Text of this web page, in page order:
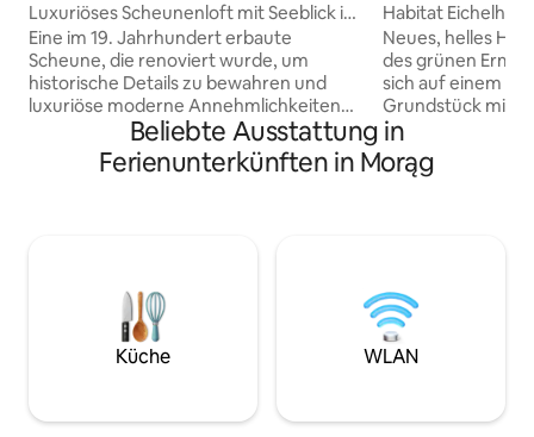
Luxuriöses Scheunenloft mit Seeblick in
Mazury
Eine im 19. Jahrhundert erbaute
Scheune, die renoviert wurde, um
historische Details zu bewahren und
luxuriöse moderne Annehmlichkeiten
zu bieten. Mit Blick auf einen Wald, den
Mielno-See, Weiden mit polnischen
Trakehner-Pferden und einem Garten
Olsztyn entfernt. Neben einer
luxuriösen und ruhigen Umgebung
bietet die Unterkunft viele Outdoor-
Aktivitäten, darunter: Angeln,
Habitat
Neues, helles
des grünen
sich auf einem
Grundstück mit
Hügel und Wälder. Das Siedlisko
sich im Dorf Ruś,
entfernt, auf
über vier
Personen
(jeweils mit WC
Beliebte Ausstattung in
Ferienunterkünften in Morąg
Küche WLAN